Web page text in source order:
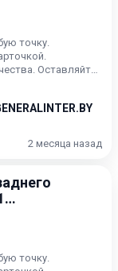
точку.
Оставляйте
артикул) в...
2 месяца назад
точку.